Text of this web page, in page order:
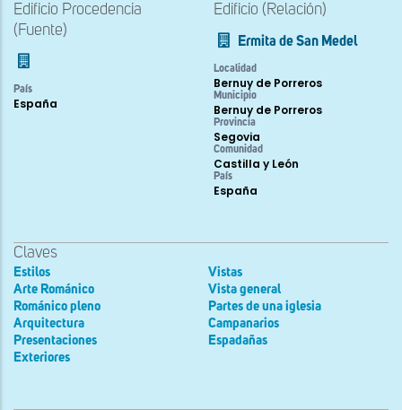
Edificio Procedencia
(Fuente)
País
España
Edificio (Relación)
Ermita de San Medel
Localidad
Bernuy de Porreros
Municipio
Bernuy de Porreros
Provincia
Segovia
Comunidad
Castilla y León
País
España
Claves
Estilos
Arte Románico
Románico pleno
Arquitectura
Presentaciones
Exteriores
Vistas
Vista general
Partes de una iglesia
Campanarios
Espadañas